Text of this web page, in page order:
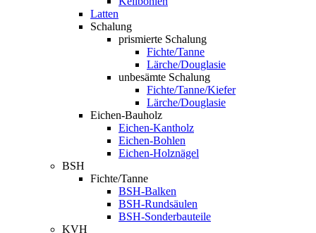
Latten
Schalung
prismierte Schalung
Fichte/Tanne
Lärche/Douglasie
unbesämte Schalung
Fichte/Tanne/Kiefer
Lärche/Douglasie
Eichen-Bauholz
Eichen-Kantholz
Eichen-Bohlen
Eichen-Holznägel
BSH
Fichte/Tanne
BSH-Balken
BSH-Rundsäulen
BSH-Sonderbauteile
KVH